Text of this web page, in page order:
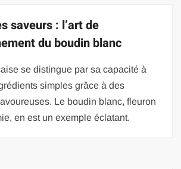
saveurs : l’art de
du boudin blanc
se distingue par sa capacité à
simples grâce à des
Le boudin blanc, fleuron
en est un exemple éclatant.